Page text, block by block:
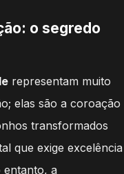
o segredo
representam muito
elas são a coroação
transformados
que exige excelência
entanto, a